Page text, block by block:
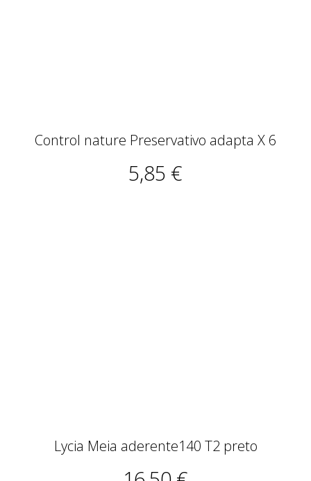
Control nature Preservativo adapta X 6
5,85 €
Lycia Meia aderente140 T2 preto